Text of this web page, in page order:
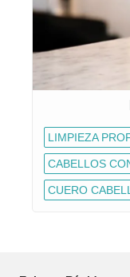
LIMPIEZA
CABELLOS
CUERO